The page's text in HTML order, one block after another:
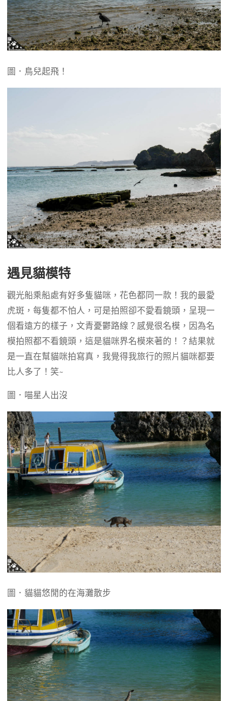
圖．鳥兒起飛！
遇見貓模特
觀光船乘船處有好多隻貓咪，花色都同一款！我的最愛
虎斑，每隻都不怕人，可是拍照卻不愛看鏡頭，呈現一
個看遠方的樣子，文青憂鬱路線？感覺很名模，因為名
模拍照都不看鏡頭，這是貓咪界名模來著的！？結果就
是一直在幫貓咪拍寫真，我覺得我旅行的照片貓咪都要
比人多了！笑~
圖．喵星人出沒
圖．貓貓悠閒的在海灘散步